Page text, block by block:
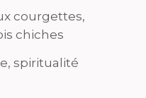
courgettes,
chiches
spiritualité